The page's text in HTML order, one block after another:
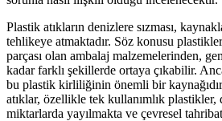
Plastik atıkların denizlere sızması,
tehlikeye atmaktadır. Söz konusu
parçası olan ambalaj malzemelerinden,
kadar farklı şekillerde ortaya çıkabilir.
bu plastik kirliliğinin önemli bir
atıklar, özellikle tek kullanımlık
miktarlarda yayılmakta ve çevresel